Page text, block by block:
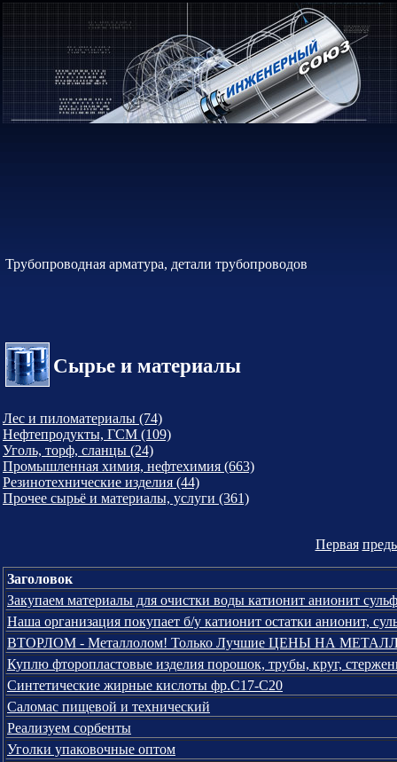
Трубопроводная арматура, детали трубопроводов
Сырье и материалы
Лес и пиломатериалы (74)
Нефтепродукты, ГСМ (109)
Уголь, торф, сланцы (24)
Промышленная химия, нефтехимия (663)
Резинотехнические изделия (44)
Прочее сырьё и материалы, услуги (361)
Первая
Заголовок
Закупаем материалы для очистки воды катионит анионит
Наша организация покупает б/у катионит остатки анионит,
ВТОРЛОМ - Металлолом! Только Лучшие ЦЕНЫ НА
Куплю фторопластовые изделия порошок, трубы, круг,
Синтетические жирные кислоты фр.С17-С20
Саломас пищевой и технический
Реализуем сорбенты
Уголки упаковочные оптoм